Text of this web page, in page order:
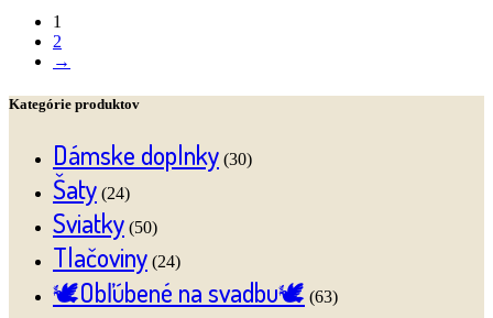
vybrať
na
stránke
produkt
má
viacero
Možnosti
môžete
vybrať
na
stránke
produktu.
1
2
→
Kategórie produktov
Dámske doplnky (30)
Šaty (24)
Sviatky (50)
Tlačoviny (24)
🕊️Obľúbené na svadbu🕊️ (63)